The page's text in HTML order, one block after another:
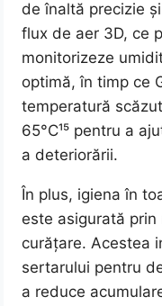
de înaltă precizie
flux de aer 3D, ce
monitorizeze
optimă, în timp ce
temperatură
65°C¹⁵ pentru a
a deteriorării.
În plus, igiena în
este asigurată
curățare. Acestea
sertarului pentru
a reduce